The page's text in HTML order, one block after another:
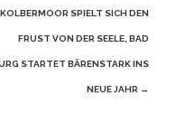
KOLBERMOOR SPIELT SICH DEN
FRUST VON DER SEELE, BAD
STARTET BÄRENSTARK INS
NEUE JAHR →